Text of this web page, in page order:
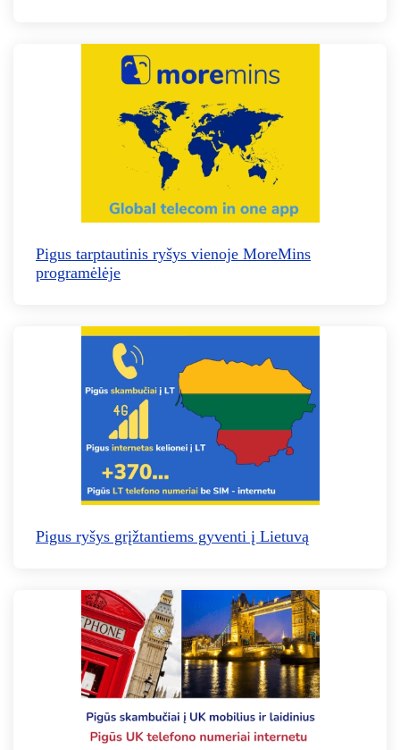
Pigus tarptautinis ryšys vienoje MoreMins
programėlėje
Pigus ryšys grįžtantiems gyventi į Lietuvą